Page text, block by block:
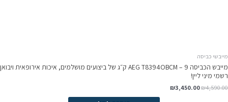
מייבשי כביסה
מייבש הכביסה AEG T8394OBCM – 9 ק״ג של ביצועים מושלמים, איכות אירופאית ויבואן
רשמי מיני ליין!
₪4,590.00
₪3,450.00